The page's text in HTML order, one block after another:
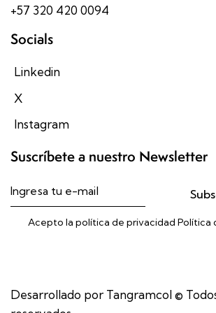
+57 320 420 0094
Socials
Linkedin
X
Instagram
Suscríbete a nuestro Newsletter
Acepto la política de privacidadPolítica
Desarrollado por Tangramcol©